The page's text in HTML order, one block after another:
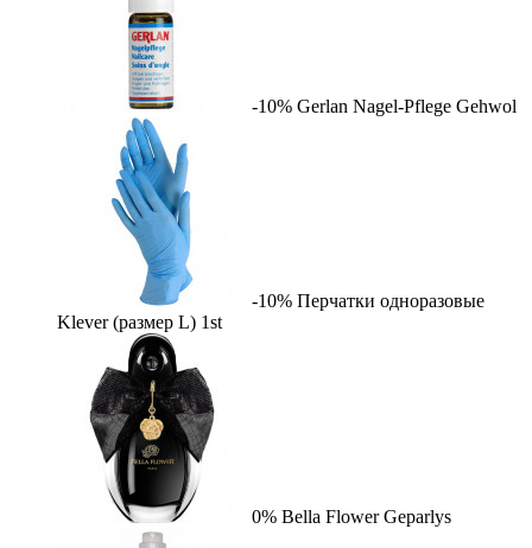
-10% Gerlan Nagel-Pflege Gehwol
-10% Перчатки одноразовые
Klever (размер L) 1st
0% Bella Flower Geparlys